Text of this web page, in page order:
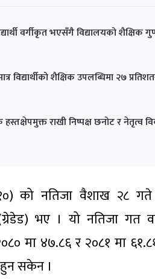
वर्गीकृत भएसँगै विद्यालयको शैक्षिक
शैक्षिक उपलब्धिमा २७
राखी निष्पक्ष छनोट र नेतृत्व
१०) को नतिजा वैशाख २८
(ग्रेडेड) भए । यो नतिजा गत
मा ४७.८६ र २०८१ मा ६१.८१
हुन सकेन ।